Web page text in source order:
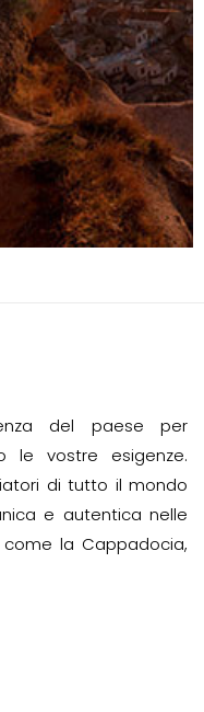
del paese per
le vostre esigenze.
di tutto il mondo
e autentica nelle
la Cappadocia,